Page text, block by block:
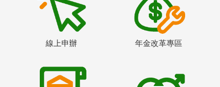
線上申辦 年金改革專區